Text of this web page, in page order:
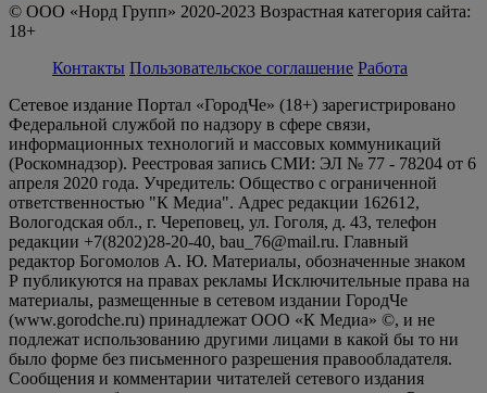
© ООО «Норд Групп» 2020-2023 Возрастная категория сайта:
18+
Контакты Пользовательское соглашение Работа
Сетевое издание Портал «ГородЧе» (18+) зарегистрировано
Федеральной службой по надзору в сфере связи,
информационных технологий и массовых коммуникаций
(Роскомнадзор). Реестровая запись СМИ: ЭЛ № 77 - 78204 от 6
апреля 2020 года. Учредитель: Общество с ограниченной
ответственностью "К Медиа". Адрес редакции 162612,
Вологодская обл., г. Череповец, ул. Гоголя, д. 43, телефон
редакции +7(8202)28-20-40, bau_76@mail.ru. Главный
редактор Богомолов А. Ю. Материалы, обозначенные знаком
Р публикуются на правах рекламы Исключительные права на
материалы, размещенные в сетевом издании ГородЧе
(www.gorodche.ru) принадлежат ООО «К Медиа» ©, и не
подлежат использованию другими лицами в какой бы то ни
было форме без письменного разрешения правообладателя.
Сообщения и комментарии читателей сетевого издания